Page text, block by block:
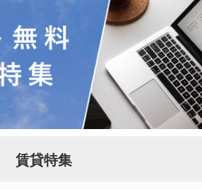
賃貸特集